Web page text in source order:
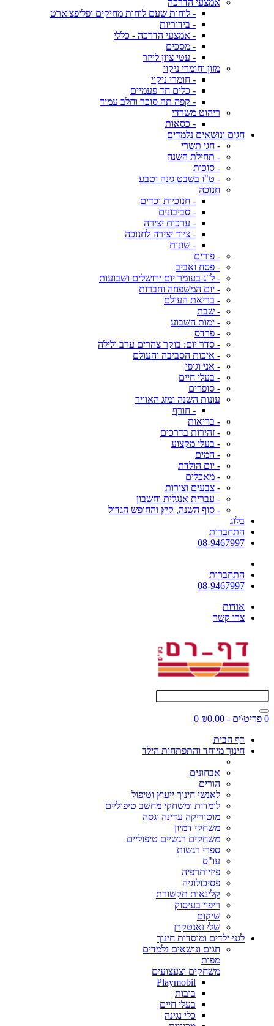
אמצעי הדרכה
- לוחות שעם לוחות מחיקים ופליפצ'ארט
- בידוריות
- אמצעי הדרכה - כללי
- מסכים
- עטי ציון לייזר
מזון וחומרי ניקוי
- חומרי ניקוי
- כלים חד פעמיים
- קפה תה סוכר וחלב עמיד
ריהוט משרדי
- כסאות
חגים ונושאים נלמדים
- חגי תשרי
- תחילת השנה
- סוכות
- ט"ו בשבט גינה וטבע
חנוכה
- חנוכיות וכדים
- סביבונים
- ערכות יצירה
- ציוד יצירה לחנוכה
- שונות
- פורים
- פסח ואביב
- ל"ג בעומר יום ירושלים ושבועות
- יום המשפחה וחברות
- בריאת העולם
- שבת
- ימות השבוע
- פרדס
- סדר יום: בוקר צהרים ערב ולילה
- איכות הסביבה והעולם
- אני וגופי
- בעלי חיים
- סופרים
עונות השנה ומזג האוויר
- חורף
- בריאות
- זהירות בדרכים
- בעלי מקצוע
- המים
- יום הולדת
- מאכלים
- צבעים וצורות
- עברית אנגלית וחשבון
- סוף השנה, קיץ והחופש הגדול
בלוג
התחברות
08-9467997
התחברות
08-9467997
אודות
צרו קשר
0 פריט\ים - ₪0.00
0
דף הבית
חינוך מיוחד והתפתחות הילד
אבחונים
הורים
לאנשי חינוך ייעוץ וטיפול
לומדות ומשחקי מחשב טיפוליים
מוטוריקה עדינה וגסה
משחקי דמיון
משחקים רגשיים טיפוליים
ספרי רגשות
עו"ס
פיזיותרפיה
פסיכולוגיה
קלינאות תקשורת
ריפוי בעיסוק
שיקום
שלי זאנטקרן
לגני ילדים ומוסדות חינוך
חגים ונושאים נלמדים
מפות
משחקים וצעצועים
Playmobil
בובות
בעלי חיים
כלי נגינה